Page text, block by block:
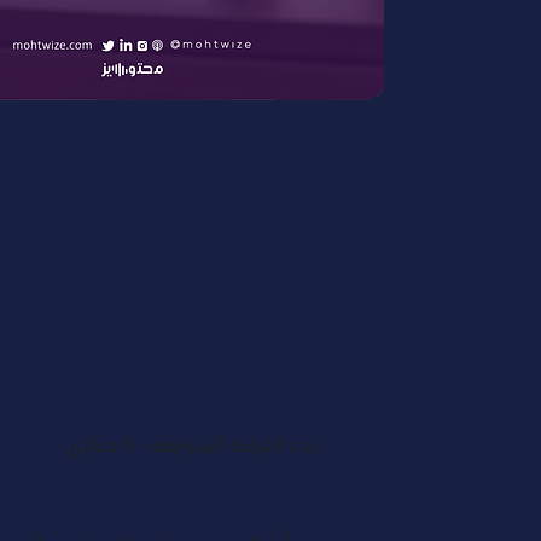
مدة القراءة المتوقعة : 4 دقائق